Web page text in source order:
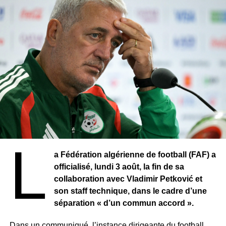
Lazio Rome (ITA) : Mohamed Fares (D – Algérie), Jean-
Daniel Akpa Akpro (M – Côte d’Ivoire).
Bayern Munich (ALL) : Eric-Maxim (A – Cameroun).
Atlético Madrid (ESP) : pas de joueur africain
Chelsea (ANG) : Edouard Mendy (G – Sénégal), Hakim
Ziyech (M – Maroc).
Borussia Mönchengladbach (ALL) : Ramy Bensebaini (D
Manchester City (ANG) : Riyad Mahrez (M – Algérie).
Atalanta Bergame (ITA) : pas de joueur africain
L
a Fédération algérienne de football (FAF) a
officialisé, lundi 3 août, la fin de sa
collaboration avec Vladimir Petković et
son staff technique, dans le cadre d’une
séparation « d’un commun accord ».